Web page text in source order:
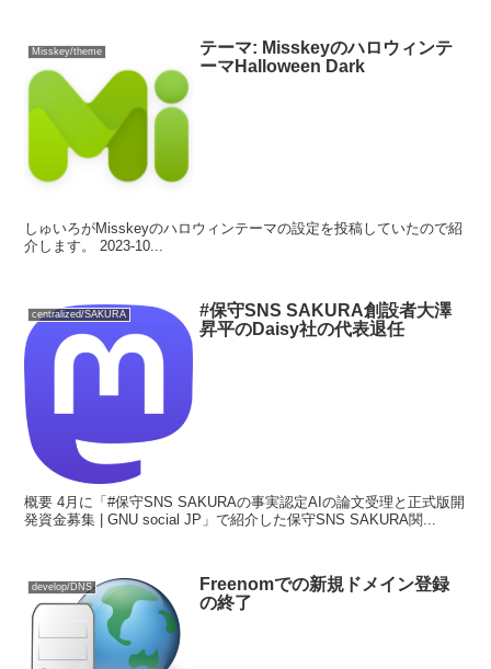
Misskey/theme
テーマ: Misskeyのハロウィンテ
ーマHalloween Dark
しゅいろがMisskeyのハロウィンテーマの設定を投稿していたので紹
介します。 2023-10...
centralized/SAKURA
#保守SNS SAKURA創設者大澤
昇平のDaisy社の代表退任
概要 4月に「#保守SNS SAKURAの事実認定AIの論文受理と正式版開
発資金募集 | GNU social JP」で紹介した保守SNS SAKURA関...
develop/DNS
Freenomでの新規ドメイン登録
の終了